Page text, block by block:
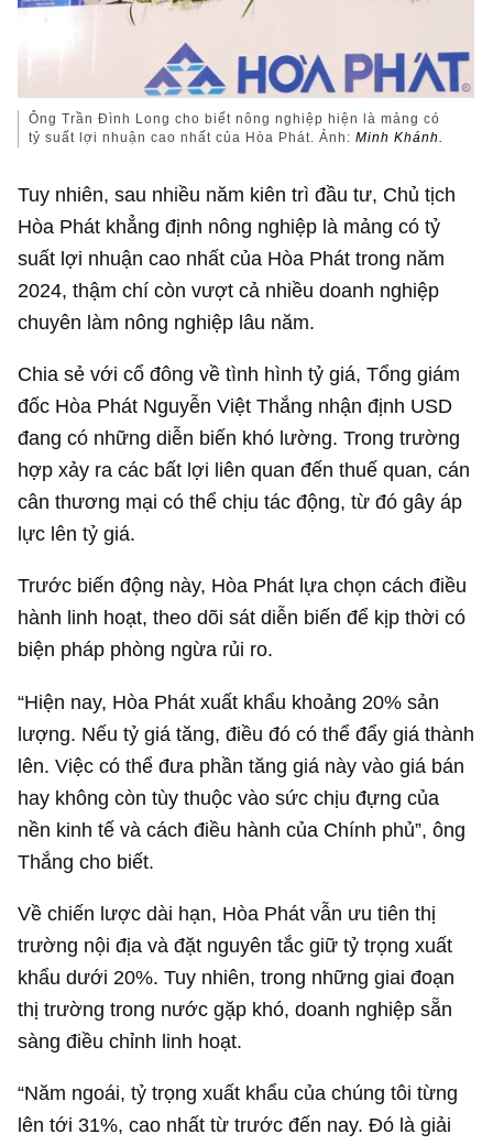
Ông Trần Đình Long cho biết nông nghiệp hiện là mảng có
tỷ suất lợi nhuận cao nhất của Hòa Phát. Ảnh:Minh Khánh.
Tuy nhiên, sau nhiều năm kiên trì đầu tư, Chủ tịch
Hòa Phát khẳng định nông nghiệp là mảng có tỷ
suất lợi nhuận cao nhất của Hòa Phát trong năm
2024, thậm chí còn vượt cả nhiều doanh nghiệp
chuyên làm nông nghiệp lâu năm.
Chia sẻ với cổ đông về tình hình tỷ giá, Tổng giám
đốc Hòa Phát Nguyễn Việt Thắng nhận định USD
đang có những diễn biến khó lường. Trong trường
hợp xảy ra các bất lợi liên quan đến thuế quan, cán
cân thương mại có thể chịu tác động, từ đó gây áp
lực lên tỷ giá.
Trước biến động này, Hòa Phát lựa chọn cách điều
hành linh hoạt, theo dõi sát diễn biến để kịp thời có
biện pháp phòng ngừa rủi ro.
“Hiện nay, Hòa Phát xuất khẩu khoảng 20% sản
lượng. Nếu tỷ giá tăng, điều đó có thể đẩy giá thành
lên. Việc có thể đưa phần tăng giá này vào giá bán
hay không còn tùy thuộc vào sức chịu đựng của
nền kinh tế và cách điều hành của Chính phủ”, ông
Thắng cho biết.
Về chiến lược dài hạn, Hòa Phát vẫn ưu tiên thị
trường nội địa và đặt nguyên tắc giữ tỷ trọng xuất
khẩu dưới 20%. Tuy nhiên, trong những giai đoạn
thị trường trong nước gặp khó, doanh nghiệp sẵn
sàng điều chỉnh linh hoạt.
“Năm ngoái, tỷ trọng xuất khẩu của chúng tôi từng
lên tới 31%, cao nhất từ trước đến nay. Đó là giải